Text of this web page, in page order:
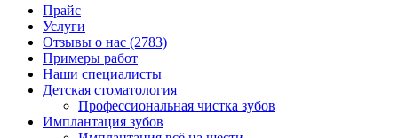
Прайс
Услуги
Отзывы о нас (2783)
Примеры работ
Наши специалисты
Детская стоматология
Профессиональная чистка зубов
Имплантация зубов